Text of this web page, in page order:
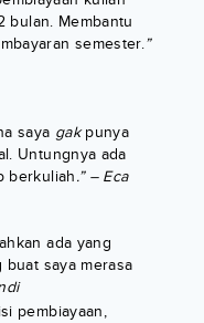
bulan. Membantu
semester.”
saya gakpunya
Untungnya ada
berkuliah.” – Eca
ada yang
saya merasa
pembiayaan,